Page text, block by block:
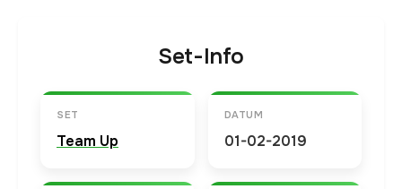
Set-Info
SET
Team Up
DATUM
01-02-2019